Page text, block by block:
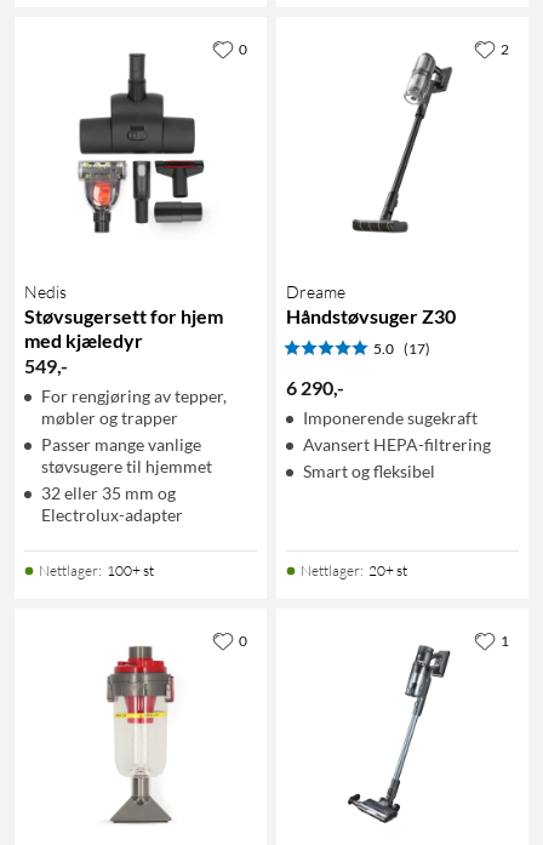
Nedis
Støvsugersett for hjem
med kjæledyr
549,-
For rengjøring av tepper,
møbler og trapper
Passer mange vanlige
støvsugere til hjemmet
32 eller 35 mm og
Electrolux-adapter
Nettlager: 100+ st
0
Dreame
Håndstøvsuger Z30
5.0 (17)
6 290,-
Imponerende sugekraft
Avansert HEPA-filtrering
Smart og fleksibel
Nettlager: 20+ st
2
0 1